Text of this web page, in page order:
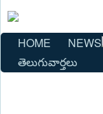
HOME NEWS
తెలుగువార్తలు